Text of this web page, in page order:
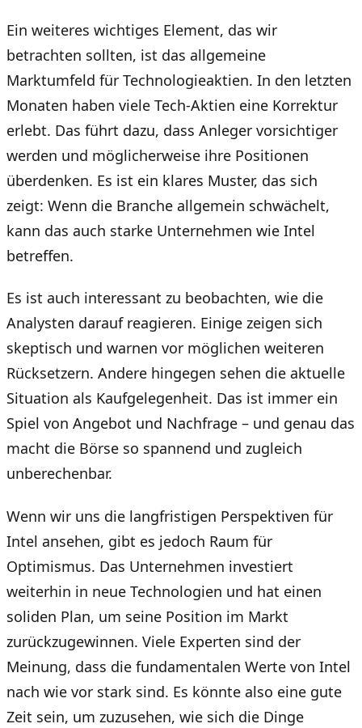
Ein weiteres wichtiges Element, das wir
betrachten sollten, ist das allgemeine
Marktumfeld für Technologieaktien. In den letzten
Monaten haben viele Tech-Aktien eine Korrektur
erlebt. Das führt dazu, dass Anleger vorsichtiger
werden und möglicherweise ihre Positionen
überdenken. Es ist ein klares Muster, das sich
zeigt: Wenn die Branche allgemein schwächelt,
kann das auch starke Unternehmen wie Intel
betreffen.
Es ist auch interessant zu beobachten, wie die
Analysten darauf reagieren. Einige zeigen sich
skeptisch und warnen vor möglichen weiteren
Rücksetzern. Andere hingegen sehen die aktuelle
Situation als Kaufgelegenheit. Das ist immer ein
Spiel von Angebot und Nachfrage – und genau das
macht die Börse so spannend und zugleich
unberechenbar.
Wenn wir uns die langfristigen Perspektiven für
Intel ansehen, gibt es jedoch Raum für
Optimismus. Das Unternehmen investiert
weiterhin in neue Technologien und hat einen
soliden Plan, um seine Position im Markt
zurückzugewinnen. Viele Experten sind der
Meinung, dass die fundamentalen Werte von Intel
nach wie vor stark sind. Es könnte also eine gute
Zeit sein, um zuzusehen, wie sich die Dinge